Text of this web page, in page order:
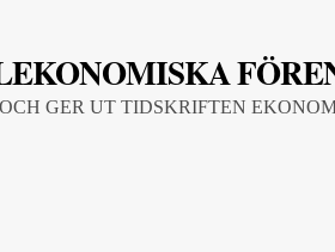
GER UT TIDSKRIFTEN